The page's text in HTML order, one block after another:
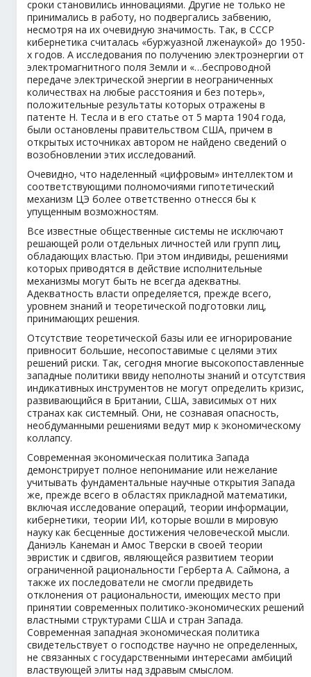
сроки становились инновациями. Другие не только не
принимались в работу, но подвергались забвению,
несмотря на их очевидную значимость. Так, в СССР
кибернетика считалась «буржуазной лженаукой» до 1950-
х годов. А исследования по получению электроэнергии от
электромагнитного поля Земли и «…беспроводной
передаче электрической энергии в неограниченных
количествах на любые расстояния и без потерь»,
положительные результаты которых отражены в
патенте Н. Тесла и в его статье от 5 марта 1904 года,
были остановлены правительством США, причем в
открытых источниках автором не найдено сведений о
возобновлении этих исследований.
Очевидно, что наделенный «цифровым» интеллектом и
соответствующими полномочиями гипотетический
механизм ЦЭ более ответственно отнесся бы к
упущенным возможностям.
Все известные общественные системы не исключают
решающей роли отдельных личностей или групп лиц,
обладающих властью. При этом индивиды, решениями
которых приводятся в действие исполнительные
механизмы могут быть не всегда адекватны.
Адекватность власти определяется, прежде всего,
уровнем знаний и теоретической подготовки лиц,
принимающих решения.
Отсутствие теоретической базы или ее игнорирование
привносит большие, несопоставимые с целями этих
решений риски. Так, сегодня многие высокопоставленные
западные политики ввиду неполноты знаний и отсутствия
индикативных инструментов не могут определить кризис,
развивающийся в Британии, США, зависимых от них
странах как системный. Они, не сознавая опасность,
необдуманными решениями ведут мир к экономическому
коллапсу.
Современная экономическая политика Запада
демонстрирует полное непонимание или нежелание
учитывать фундаментальные научные открытия Запада
же, прежде всего в областях прикладной математики,
включая исследование операций, теории информации,
кибернетики, теории ИИ, которые вошли в мировую
науку как бесценные достижения человеческой мысли.
Даниэль Канеман и Амос Тверски в своей теории
эвристик и сдвигов, являющейся развитием теории
ограниченной рациональности Герберта А. Саймона, а
также их последователи не смогли предвидеть
отклонения от рациональности, имеющих место при
принятии современных политико-экономических решений
властными структурами США и стран Запада.
Современная западная экономическая политика
свидетельствует о господстве научно не определенных,
не связанных с государственными интересами амбиций
властвующей элиты над здравым смыслом.